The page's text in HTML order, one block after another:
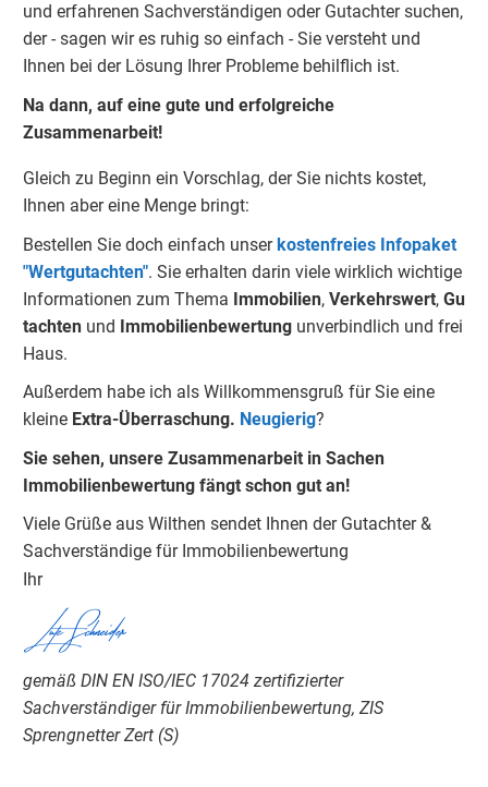
und erfahrenen Sachverständigen oder Gutachter suchen,
der - sagen wir es ruhig so einfach - Sie versteht und
Ihnen bei der Lösung Ihrer Probleme behilflich ist.
Na dann, auf eine gute und erfolgreiche
Zusammenarbeit!
Gleich zu Beginn ein Vorschlag, der Sie nichts kostet,
Ihnen aber eine Menge bringt:
Bestellen Sie doch einfach unserkostenfreies Infopaket
"Wertgutachten". Sie erhalten darin viele wirklich wichtige
Informationen zum Thema Immobilien, Verkehrswert, Gu
tachten und Immobilienbewertung unverbindlich und frei
Haus.
Außerdem habe ich als Willkommensgruß für Sie eine
kleine Extra-Überraschung. Neugierig?
Sie sehen, unsere Zusammenarbeit in Sachen
Immobilienbewertung fängt schon gut an!
Viele Grüße aus Wilthen sendet Ihnen der Gutachter &
Sachverständige für Immobilienbewertung
Ihr​
Lutz Schneider
gemäß DIN EN ISO/IEC 17024 zertifizierter
Sachverständiger für Immobilienbewertung, ZIS
Sprengnetter Zert (S)